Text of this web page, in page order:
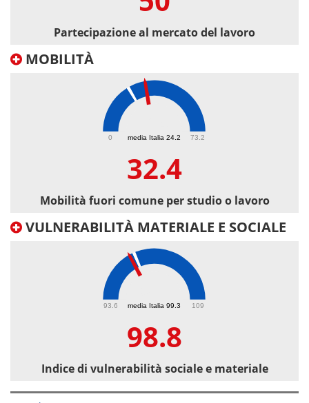
Partecipazione al mercato del lavoro
MOBILITÀ
media Italia 24.2
0 73.2
32.4
Mobilità fuori comune per studio o lavoro
VULNERABILITÀ MATERIALE E SOCIALE
media Italia 99.3
93.6 109
98.8
Indice di vulnerabilità sociale e materiale